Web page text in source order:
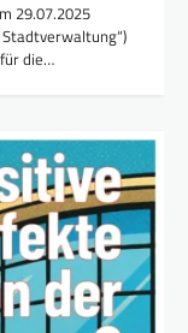
29.07.2025
die…